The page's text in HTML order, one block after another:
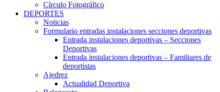
Círculo Fotográfico
DEPORTES
Noticias
Formulario entradas instalaciones secciones deportivas
Entrada instalaciones deportivas – Secciones
Deportivas
Entrada instalaciones deportivas – Familiares de
deportistas
Ajedrez
Actualidad Deportiva